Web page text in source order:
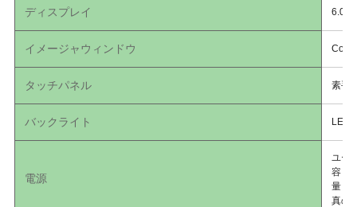
ディスプレイ 6.0イ
イメージャウィンドウ
タッチパネル 素手
バックライト LED
電源
ユー
容
量（
真の